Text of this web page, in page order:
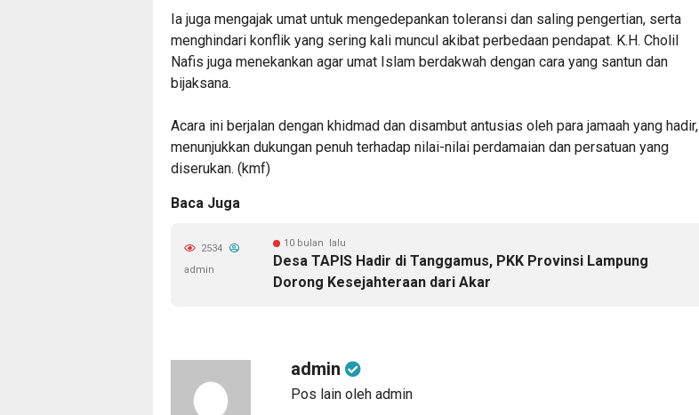
‎Ia juga mengajak umat untuk mengedepankan toleransi dan saling pengertian, serta
menghindari konflik yang sering kali muncul akibat perbedaan pendapat. K.H. Cholil
Nafis juga menekankan agar umat Islam berdakwah dengan cara yang santun dan
bijaksana.
‎Acara ini berjalan dengan khidmad dan disambut antusias oleh para jamaah yang hadir,
menunjukkan dukungan penuh terhadap nilai-nilai perdamaian dan persatuan yang
diserukan. (kmf)
Baca Juga
10 bulan lalu
Desa TAPIS Hadir di Tanggamus, PKK Provinsi Lampung
Dorong Kesejahteraan dari Akar
2534
admin
admin
Pos lain oleh admin